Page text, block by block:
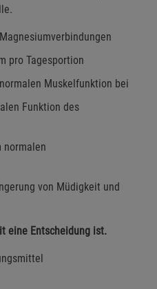
pro Tagesportion
Muskelfunktion bei
Funktion des
normalen
von Müdigkeit und
eine Entscheidung ist.